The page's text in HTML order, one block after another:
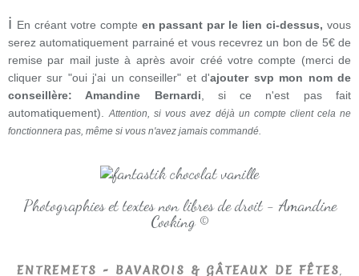
ℹ En créant votre compte en passant par le lien ci-dessus, vous
serez automatiquement parrainé et vous recevrez un bon de 5€ de
remise par mail juste à après avoir créé votre compte (merci de
cliquer sur "oui j'ai un conseiller" et d'ajouter svp mon nom de
conseillère: Amandine Bernardi , si ce n'est pas fait
automatiquement).Attention, si vous avez déjà un compte client cela ne
fonctionnera pas, même si vous n'avez jamais commandé.
Photographies et textes non libres de droit - Amandine
Cooking ©
ENTREMETS - BAVAROIS & GÂTEAUX DE FÊTES,